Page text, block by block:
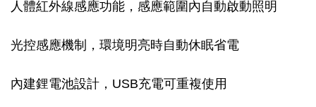
人體紅外線感應功能，感應範圍內自動啟動照明
光控感應機制，環境明亮時自動休眠省電
內建鋰電池設計，USB充電可重複使用